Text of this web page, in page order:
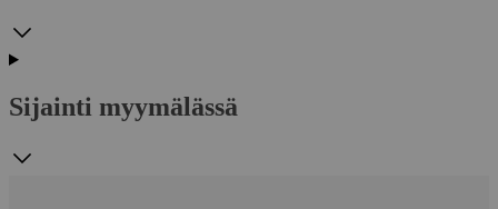
Sijainti myymälässä